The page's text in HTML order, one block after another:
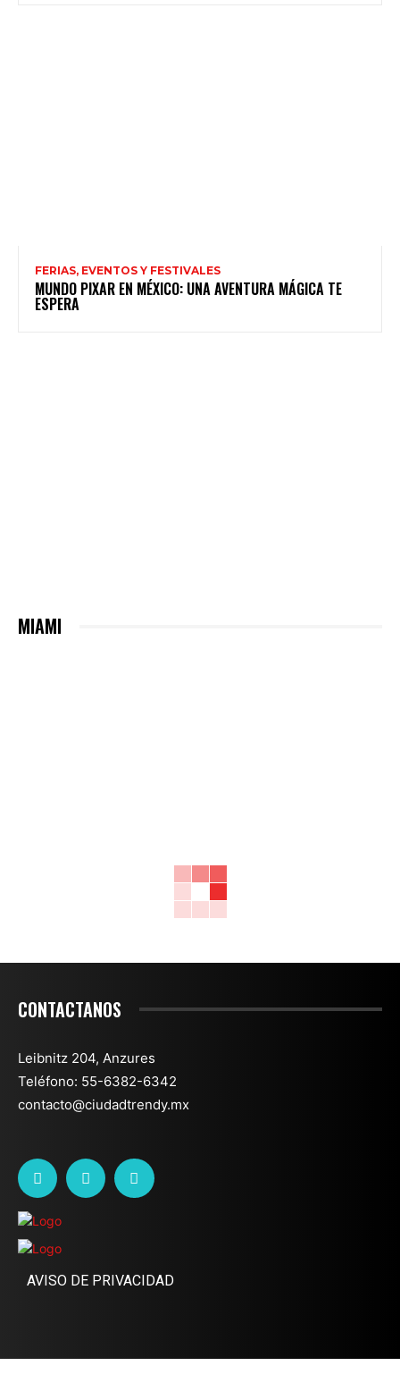
FERIAS, EVENTOS Y FESTIVALES
MUNDO PIXAR EN MÉXICO: UNA AVENTURA MÁGICA TE
ESPERA
MIAMI
CONTACTANOS
Leibnitz 204, Anzures
Teléfono: 55-6382-6342
contacto@ciudadtrendy.mx
AVISO DE PRIVACIDAD